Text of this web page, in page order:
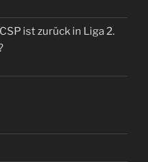
ist zurück in Liga 2.